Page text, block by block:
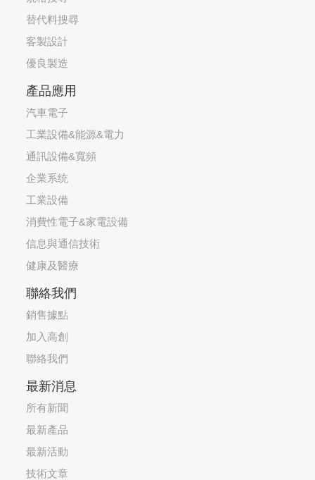
替代料搜尋
客製設計
優良製造
產品應用
汽車電子
工業設備&能源&電力
通訊設備&寬頻
企業系统
工業設備
消費性電子&家電設備
信息與通信技術
健康及醫療
聯絡我們
銷售據點
加入高創
聯絡我們
最新消息
所有新聞
最新產品
最新活動
技術文章